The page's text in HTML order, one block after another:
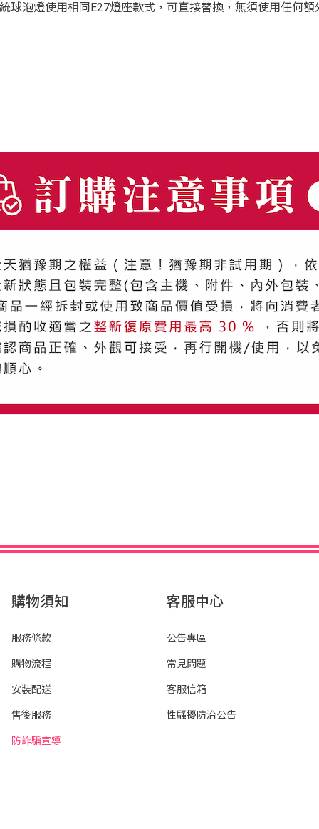
球泡燈使用相同E27燈座款式，可直接替換，無須使用任何額
購物須知
服務條款
購物流程
安裝配送
售後服務
防詐騙宣導
客服中心
公告專區
常見問題
客服信箱
性騷擾防治公告